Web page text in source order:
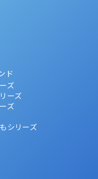
ド
ズ
ーズ
ズ
シリーズ